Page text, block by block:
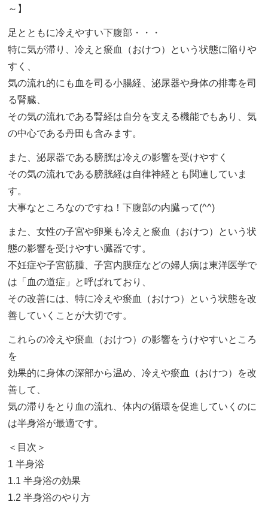
～】
足とともに冷えやすい下腹部・・・
特に気が滞り、冷えと瘀血（おけつ）という状態に陥りや
すく、
気の流れ的にも血を司る小腸経、泌尿器や身体の排毒を司
る腎臓、
その気の流れである腎経は自分を支える機能でもあり、気
の中心である丹田も含みます。
また、泌尿器である膀胱は冷えの影響を受けやすく
その気の流れである膀胱経は自律神経とも関連していま
す。
大事なところなのですね！下腹部の内臓って(^^)
また、女性の子宮や卵巣も冷えと瘀血（おけつ）という状
態の影響を受けやすい臓器です。
不妊症や子宮筋腫、子宮内膜症などの婦人病は東洋医学で
は「血の道症」と呼ばれており、
その改善には、特に冷えや瘀血（おけつ）という状態を改
善していくことが大切です。
これらの冷えや瘀血（おけつ）の影響をうけやすいところ
を
効果的に身体の深部から温め、冷えや瘀血（おけつ）を改
善して、
気の滞りをとり血の流れ、体内の循環を促進していくのに
は半身浴が最適です。
＜目次＞
1 半身浴
1.1 半身浴の効果
1.2 半身浴のやり方